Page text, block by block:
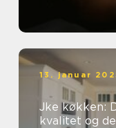
13. januar
Jke køkken:
kvalitet og